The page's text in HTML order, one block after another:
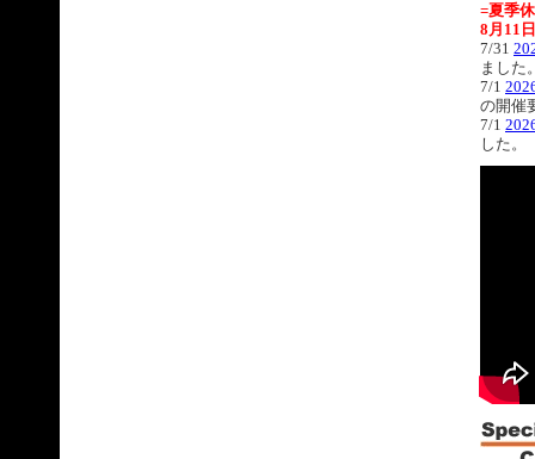
=夏季
8月11
7/31
ました
7/1
の開催
7/1
した。
6/29
されま
4/27
4/20
項を公